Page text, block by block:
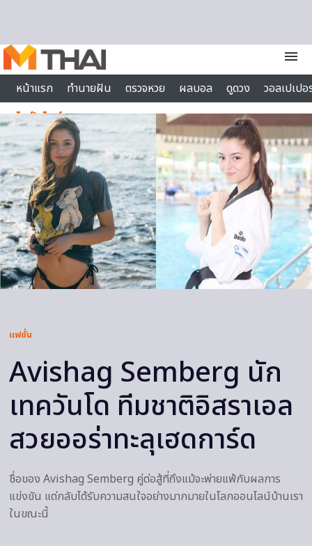
menu
หน้าแรก
ทำนายฝัน ตรวจหวย ผลบอล ดูดวง
วอลเปเป
ไลฟ์สไตล์
แฟชั่น
Avishag Semberg นัก
เทควันโด ทีมชาติอิสราเอล
สวยออร่าทะลุเฮดการ์ด
ชื่อของ Avishag Semberg คู่ต่อสู้ที่ถึงแม้จะพ่ายแพ้กับผลการ
แข่งขัน แต่กลับได้รับความสนใจอย่างมากมายในโลกออนไลน์บ้านเรา
ในขณะนี้